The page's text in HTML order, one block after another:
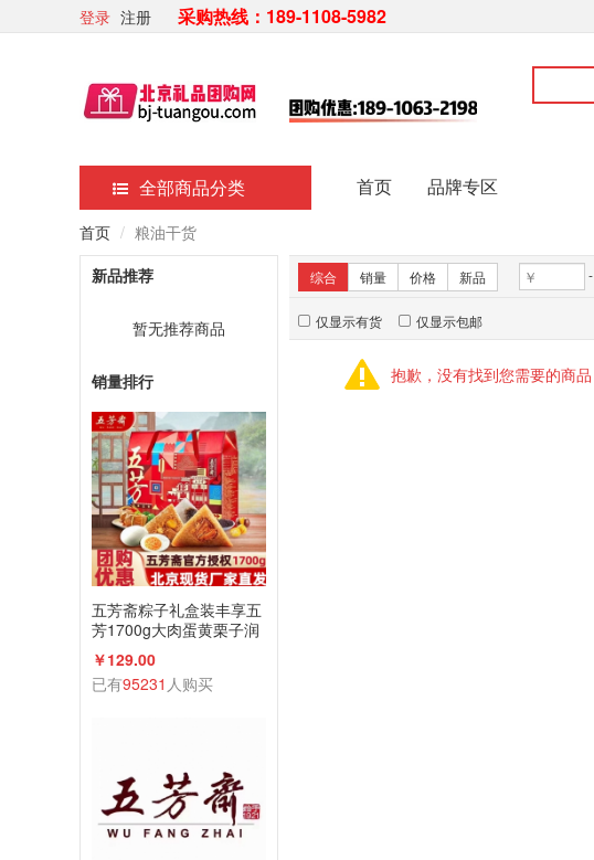
登录 注册 采购热线：189-1108-5982
全部商品分类 首页 品牌专区
首页
粮油干货
新品推荐
暂无推荐商品
销量排行
五芳斋粽子礼盒装丰享五
芳1700g大肉蛋黄栗子润
香蜜枣咸鸭蛋组合
￥129.00
已有95231 人购买
综合 销量 价格 新品 -
仅显示有货 仅显示包邮
抱歉，没有找到您需要的商品